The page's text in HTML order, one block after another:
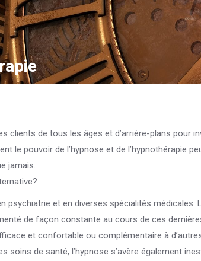
clients de tous les âges et d’arrière-plans pour
le pouvoir de l’hypnose et de l’hypnothérapie
jamais.
psychiatrie et en diverses spécialités médicales.
de façon constante au cours de ces
et confortable ou complémentaire à
soins de santé, l’hypnose s’avère également